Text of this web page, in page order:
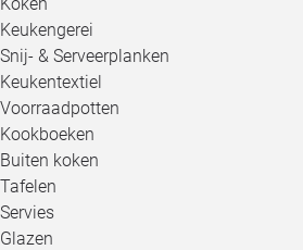
Keukengerei
Snij- & Serveerplanken
Keukentextiel
Voorraadpotten
Kookboeken
Buiten koken
Tafelen
Servies
Glazen